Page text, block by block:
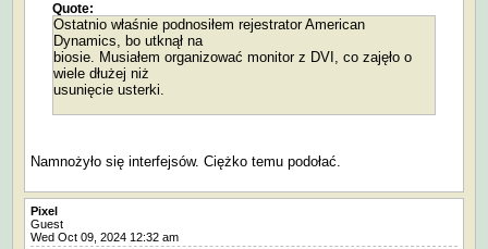
Quote:
Ostatnio właśnie podnosiłem rejestrator American
Dynamics, bo utknął na
biosie. Musiałem organizować monitor z DVI, co zajęło o
wiele dłużej niż
usunięcie usterki.
Namnożyło się interfejsów. Ciężko temu podołać.
Pixel
Guest
Wed Oct 09, 2024 12:32 am